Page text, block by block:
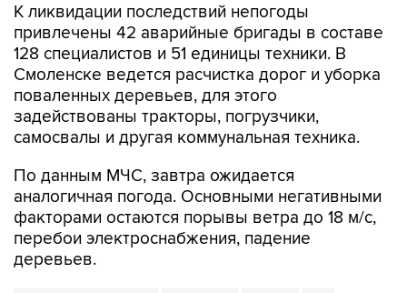
К ликвидации последствий непогоды
привлечены 42 аварийные бригады в составе
128 специалистов и 51 единицы техники. В
Смоленске ведется расчистка дорог и уборка
поваленных деревьев, для этого
задействованы тракторы, погрузчики,
самосвалы и другая коммунальная техника.
По данным МЧС, завтра ожидается
аналогичная погода. Основными негативными
факторами остаются порывы ветра до 18 м/с,
перебои электроснабжения, падение
деревьев.